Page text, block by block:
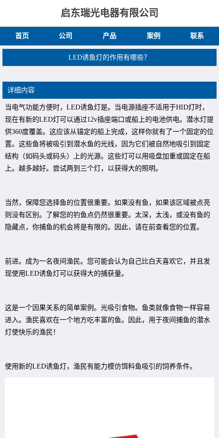
启东瑞光电器有限公司
首页 公司 产品 案例 联系
LED诱鱼灯的作用有哪些？
详细内容
当电气功能方便时，LED诱鱼灯是。当电源插座不适用于HID灯时，
现在有新的LED灯可以通过12v插座端口或船上的电池供电。潜水灯提
供360度覆盖。这应该从锚定的船上完成，这样你就有了一个固定的位
置。这些鱼将被吸引到潜水鱼的光线，因为它们被自然地吸引到固定
结构（如码头或码头）上的光源。这些灯可以用吸盘加重或固定在船
上。越多越好。尝试两到三个灯，以获得大的照明。
当然，保障您选择鱼的位置很重要。如果没有鱼，如果该区域被点亮
则没有区别。了解您的钓鱼点仍然很重要。太深，太浅，或没有鱼的
隐藏点，你捕鱼的机会将是有限的。因此，请在前查看您的位置。
前进。成为一名夜间渔民。您可能会认为自己比白天喜欢它，并且发
现使用LED诱鱼灯可以获得大的捕获量。
这是一个因果关系的简单案例。光吸引食物。鱼类就像食物一样容易
进入。渔民喜欢在一个地方吃丰富的鱼。因此，用于夜间捕鱼的潜水
灯使快乐的渔民！
使用新的LED诱鱼灯，渔民有能力模仿饵料鱼吸引的饲养条件。